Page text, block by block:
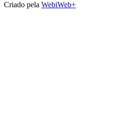
Criado pela WebiWeb+